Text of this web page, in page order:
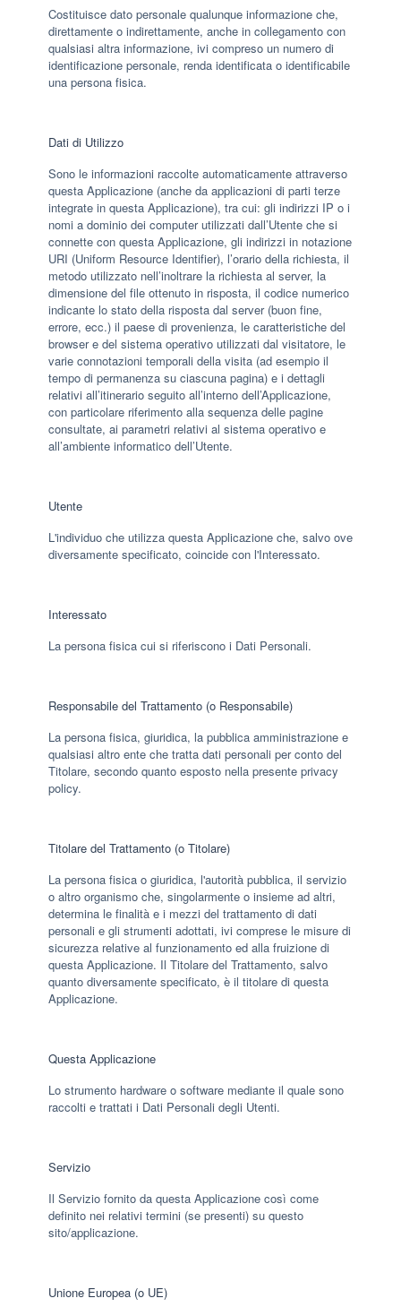
Costituisce dato personale qualunque informazione che,
direttamente o indirettamente, anche in collegamento con
qualsiasi altra informazione, ivi compreso un numero di
identificazione personale, renda identificata o identificabile
una persona fisica.
Dati di Utilizzo
Sono le informazioni raccolte automaticamente attraverso
questa Applicazione (anche da applicazioni di parti terze
integrate in questa Applicazione), tra cui: gli indirizzi IP o i
nomi a dominio dei computer utilizzati dall’Utente che si
connette con questa Applicazione, gli indirizzi in notazione
URI (Uniform Resource Identifier), l’orario della richiesta, il
metodo utilizzato nell’inoltrare la richiesta al server, la
dimensione del file ottenuto in risposta, il codice numerico
indicante lo stato della risposta dal server (buon fine,
errore, ecc.) il paese di provenienza, le caratteristiche del
browser e del sistema operativo utilizzati dal visitatore, le
varie connotazioni temporali della visita (ad esempio il
tempo di permanenza su ciascuna pagina) e i dettagli
relativi all’itinerario seguito all’interno dell’Applicazione,
con particolare riferimento alla sequenza delle pagine
consultate, ai parametri relativi al sistema operativo e
all’ambiente informatico dell’Utente.
Utente
L'individuo che utilizza questa Applicazione che, salvo ove
diversamente specificato, coincide con l'Interessato.
Interessato
La persona fisica cui si riferiscono i Dati Personali.
Responsabile del Trattamento (o Responsabile)
La persona fisica, giuridica, la pubblica amministrazione e
qualsiasi altro ente che tratta dati personali per conto del
Titolare, secondo quanto esposto nella presente privacy
policy.
Titolare del Trattamento (o Titolare)
La persona fisica o giuridica, l'autorità pubblica, il servizio
o altro organismo che, singolarmente o insieme ad altri,
determina le finalità e i mezzi del trattamento di dati
personali e gli strumenti adottati, ivi comprese le misure di
sicurezza relative al funzionamento ed alla fruizione di
questa Applicazione. Il Titolare del Trattamento, salvo
quanto diversamente specificato, è il titolare di questa
Applicazione.
Questa Applicazione
Lo strumento hardware o software mediante il quale sono
raccolti e trattati i Dati Personali degli Utenti.
Servizio
Il Servizio fornito da questa Applicazione così come
definito nei relativi termini (se presenti) su questo
sito/applicazione.
Unione Europea (o UE)